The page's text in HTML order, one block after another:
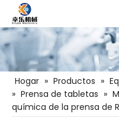
Hogar » Productos »
» Prensa de tabletas »
química de la prensa de